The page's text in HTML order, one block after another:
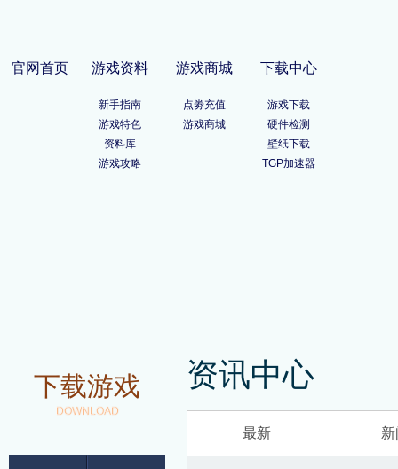
官网首页 游戏资料
新手指南
游戏特色
资料库
游戏攻略
游戏商城
点劵充值
游戏商城
下载中心
游戏下载
硬件检测
壁纸下载
TGP加速器
下载游戏
DOWNLOAD
资讯中心
最新